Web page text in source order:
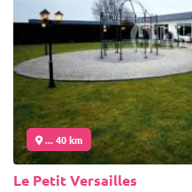
... 40 km
Le Petit Versailles